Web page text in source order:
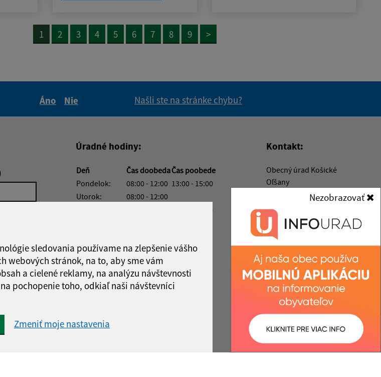
sledovania používame na zlepšenie vášho
webových stránok, na to, aby sme vám
a cielené reklamy, na analýzu návštevnosti
pochopenie toho, odkiaľ naši návštevníci
Zmeniť moje nastavenia
Nezobrazovať
1 2 3 4 5 6 7 8 9 >
Áno
Nie
Našli ste na stránke chybu?
Úradné hodiny:
Deň Čas doobedaČas poobede
Pondelok:
08:00 - 12:00 13:00 - 15:00
Utorok:
08:00 - 12:00
13:00 - 17:00
Obedňajšia prestávka:12:00 - 13:00
Kontakt:
Obecný úrad Košické
Oľšany
Košické Oľšany 118
obec@kosickeolsany.sk
+421 55 6950 230
IČO: 324361